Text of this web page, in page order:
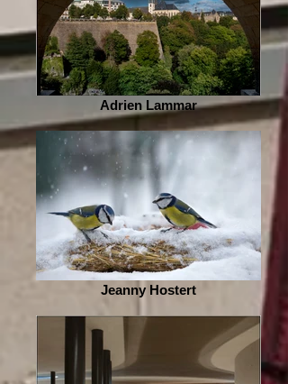
Adrien Lammar
Jeanny Hostert